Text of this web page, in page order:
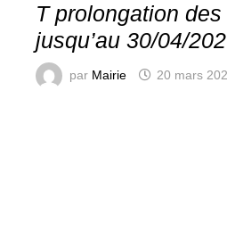
T prolongation
jusqu’au 30/04/
par Mairie 20 mars